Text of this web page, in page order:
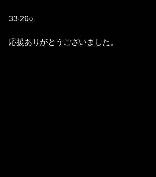
33‐26○
応援ありがとうございました。